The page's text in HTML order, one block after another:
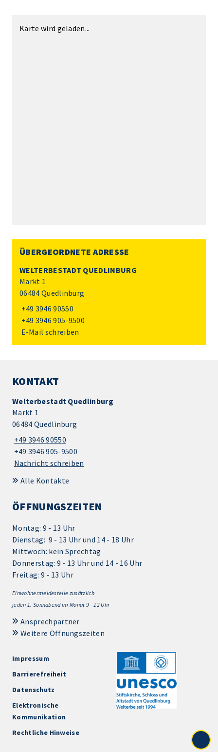
Karte wird geladen...
ÜBERGEORDNETE ADRESSE
WELTERBESTADT QUEDLINBURG
Markt 1
06484 Quedlinburg
+49 3946 90550
+49 3946 905-9500
E-Mail schreiben
KONTAKT
Welterbestadt Quedlinburg
Markt 1
06484 Quedlinburg
+49 3946 90550
+49 3946 905-9500
Nachricht schreiben
Alle Kontakte
ÖFFNUNGSZEITEN
Montag: 9 - 13 Uhr
Dienstag: 9 - 13 Uhr und 14 - 18 Uhr
Mittwoch: kein Sprechtag
Donnerstag: 9 - 13 Uhr und 14 - 16 Uhr
Freitag: 9 - 13 Uhr
Einwohnermeldestelle zusätzlich
jeden 1. Sonnabend im Monat 9 - 12 Uhr
Ansprechpartner
Weitere Öffnungszeiten
Impressum
Barrierefreiheit
Datenschutz
Elektronische
Kommunikation
Rechtliche Hinweise